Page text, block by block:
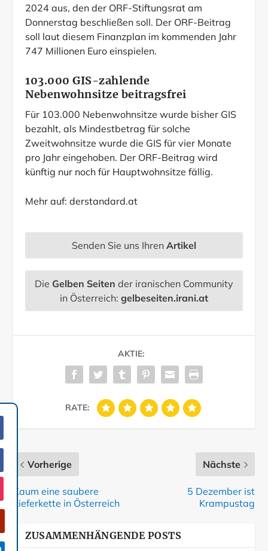
2024 aus, den der ORF-Stiftungsrat am
Donnerstag beschließen soll. Der ORF-Beitrag
soll laut diesem Finanzplan im kommenden Jahr
747 Millionen Euro einspielen.
103.000 GIS-zahlende
Nebenwohnsitze beitragsfrei
Für 103.000 Nebenwohnsitze wurde bisher GIS
bezahlt, als Mindestbetrag für solche
Zweitwohnsitze wurde die GIS für vier Monate
pro Jahr eingehoben. Der ORF-Beitrag wird
künftig nur noch für Hauptwohnsitze fällig.
Mehr auf:derstandard.at
Senden Sie uns Ihren Artikel
Die Gelben Seiten der iranischen Community
in Österreich: gelbeseiten.irani.at
AKTIE:
RATE:
Vorherige
Kaum eine saubere
Lieferkette in Österreich
Nächste
5 Dezember ist
Krampustag
ZUSAMMENHÄNGENDE POSTS